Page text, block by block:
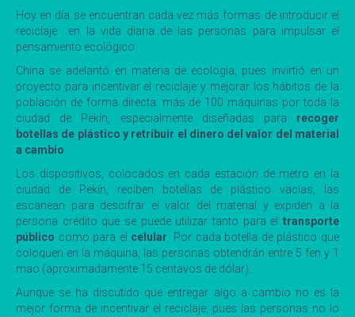
Hoy en día se encuentran cada vez más formas de introducir el
reciclaje en la vida diaria de las personas para impulsar el
pensamiento ecológico.
China se adelantó en materia de ecología, pues invirtió en un
proyecto para incentivar el reciclaje y mejorar los hábitos de la
población de forma directa: más de 100 máquinas por toda la
ciudad de Pekín, especialmente diseñadas para recoger
botellas de plástico y retribuir el dinero del valor del material
a cambio.
Los dispositivos, colocados en cada estación de metro en la
ciudad de Pekín, reciben botellas de plástico vacías, las
escanean para descifrar el valor del material y expiden a la
persona crédito que se puede utilizar tanto para el transporte
público como para el celular. Por cada botella de plástico que
coloquen en la máquina, las personas obtendrán entre 5 fen y 1
mao (aproximadamente 15 centavos de dólar).
Aunque se ha discutido que entregar algo a cambio no es la
mejor forma de incentivar el reciclaje, pues las personas no lo